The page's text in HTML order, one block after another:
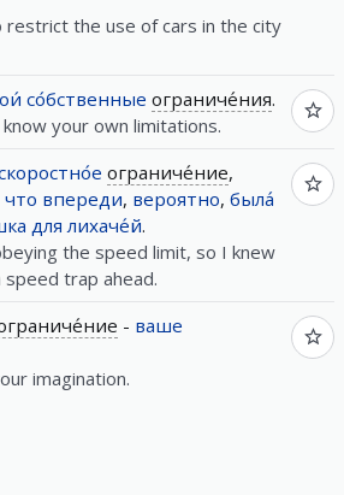
restrict the use of cars in the city
со́бственные ограниче́ния.
your own limitations.
ограниче́ние,
что впереди, вероятно, была́
для лихаче́й.
the speed limit, so I knew
trap ahead.
- ваше
imagination.